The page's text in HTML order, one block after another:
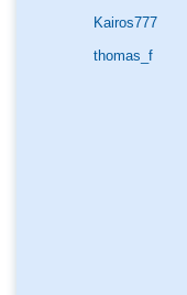
Kairos777
thomas_f